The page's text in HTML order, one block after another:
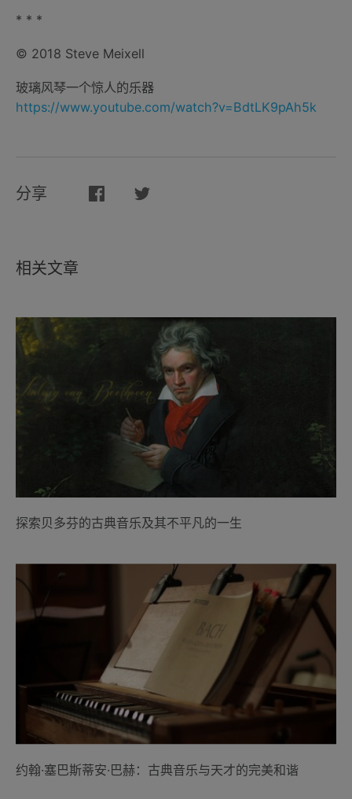
* * *
© 2018 Steve Meixell
玻璃风琴一个惊人的乐器
https://www.youtube.com/watch?v=BdtLK9pAh5k
分享
相关文章
探索贝多芬的古典音乐及其不平凡的一生
约翰·塞巴斯蒂安·巴赫：古典音乐与天才的完美和谐